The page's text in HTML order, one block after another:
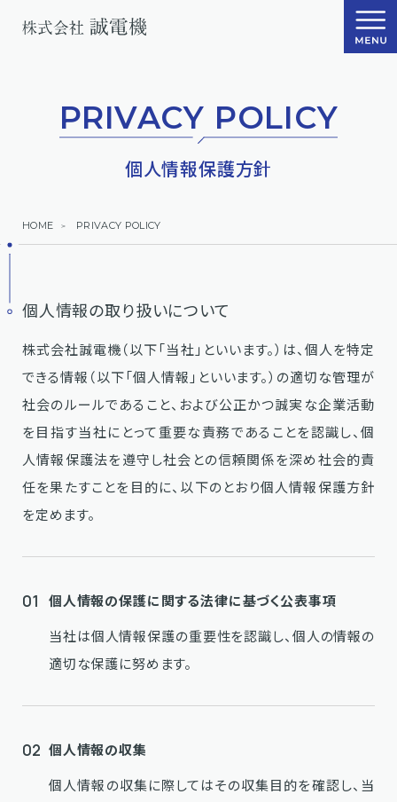
PRIVACY POLICY
個人情報保護方針
HOME PRIVACY POLICY
個人情報の取り扱いについて
株式会社誠電機（以下「当社」といいます。）は、個人を特定
できる情報（以下「個人情報」といいます。）の適切な管理が
社会のルールであること、および公正かつ誠実な企業活動
を目指す当社にとって重要な責務であることを認識し、個
人情報保護法を遵守し社会との信頼関係を深め社会的責
任を果たすことを目的に、以下のとおり個人情報保護方針
を定めます。
01
個人情報の保護に関する法律に基づく公表事項
当社は個人情報保護の重要性を認識し、個人の情報の
適切な保護に努めます。
02 個人情報の収集
個人情報の収集に際してはその収集目的を確認し、当